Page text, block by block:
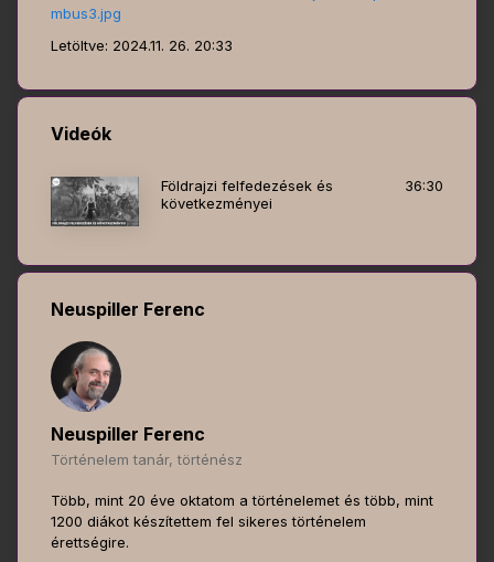
mbus3.jpg
Letöltve: 2024.11. 26. 20:33
Videók
Földrajzi felfedezések és
következményei
36:30
Neuspiller Ferenc
Neuspiller Ferenc
Történelem tanár, történész
Több, mint 20 éve oktatom a történelemet és több, mint
1200 diákot készítettem fel sikeres történelem
érettségire.